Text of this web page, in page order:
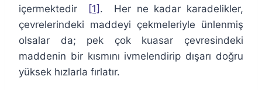
içermektedir
[1] . Her ne kadar karadelikler,
çevrelerindeki maddeyi çekmeleriyle ünlenmiş
olsalar da; pek çok kuasar çevresindeki
maddenin bir kısmını ivmelendirip dışarı doğru
yüksek hızlarla fırlatır.